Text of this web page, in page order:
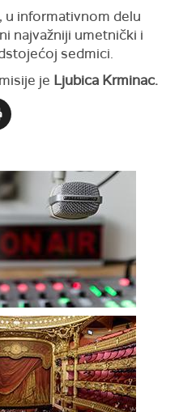
u informativnom delu
najvažniji umetnički i
sedmici.
je Ljubica Krminac.